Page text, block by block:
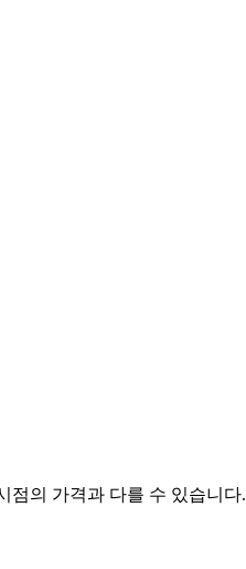
점의 가격과 다를 수 있습니다.